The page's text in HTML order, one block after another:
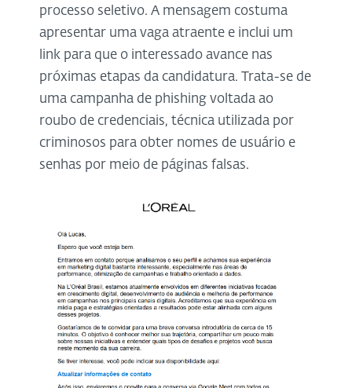
processo seletivo. A mensagem costuma
apresentar uma vaga atraente e inclui um
link para que o interessado avance nas
próximas etapas da candidatura. Trata-se de
uma campanha de phishing voltada ao
roubo de credenciais, técnica utilizada por
criminosos para obter nomes de usuário e
senhas por meio de páginas falsas.